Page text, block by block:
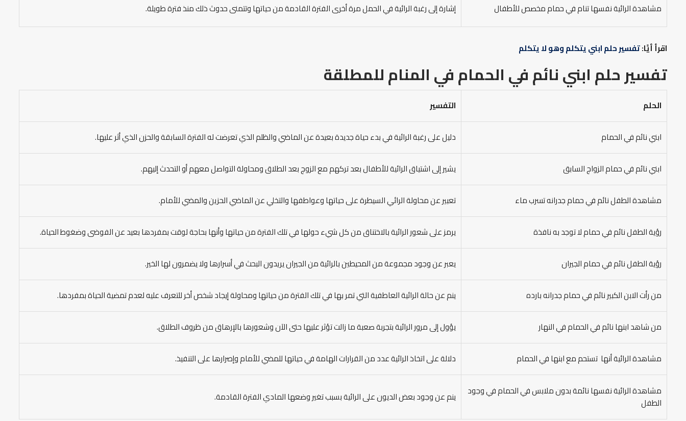
مشاهدة الرائية نفسها تنام في حمام مخصص للأطفال إشارة إلى رغبة الرائية في الحمل مرة أخرى الفترة القادمة من حياتها وتتمنى حدوث ذلك منذ فترة طويلة.
اقرأ أيًَا:تفسير حلم ابني يتكلم وهو لا يتكلم
تفسير حلم ابني نائم في الحمام في المنام للمطلقة
الحلم التفسير
ابني نائم في الحمام دليل على رغبة الرائية في بدء حياة جديدة بعيدة عن الماضي والظلم الذي تعرضت له الفترة السابقة والحزن الذي أثر عليها.
ابني نائم في حمام الزواج السابق يشير إلى اشتياق الرائية للأطفال بعد تركهم مع الزوج بعد الطلاق ومحاولة التواصل معهم أو التحدث إليهم.
مشاهدة الطفل نائم في حمام جدرانه تسرب ماء تعبير عن محاولة الرائي السيطرة على حياتها وعواطفها والتخلي عن الماضي الحزين والمضي للأمام.
رؤية الطفل نائم في حمام لا توجد به نافذة يرمز على شعور الرائية بالاختناق من كل شيء حولها في تلك الفترة من حياتها وأنها بحاجة لوقت بمفردها بعيد عن الفوضى وضغوط الحياة.
رؤية الطفل نائم في حمام الجيران يعبر عن وجود مجموعة من المحيطين بالرائية من الجيران يريدون البحث في أسرارها ولا يضمرون لها الخير.
من رأت الابن الكبير نائم في حمام جدرانه بارده ينم عن حالة الرائية العاطفية التي تمر بها في تلك الفترة من حياتها ومحاولة إيجاد شخص أخر للتعرف عليه لعدم تمضية الحياة بمفردها.
من شاهد ابنها نائم في الحمام في النهار يؤول إلى مرور الرائية بتجربة صعبة ما زالت تؤثر عليها حتى الآن وشعورها بالإرهاق من ظروف الطلاق.
مشاهدة الرائية أنها تستحم مع ابنها في الحمام دلالة على اتخاذ الرائية عدد من القرارات الهامة في حياتها للمضي للأمام وإصرارها على التنفيذ.
مشاهدة الرائية نفسها نائمة بدون ملابس في الحمام في وجود
الطفل
ينم عن وجود بعض الديون على الرائية بسبب تغير وضعها المادي الفترة القادمة.